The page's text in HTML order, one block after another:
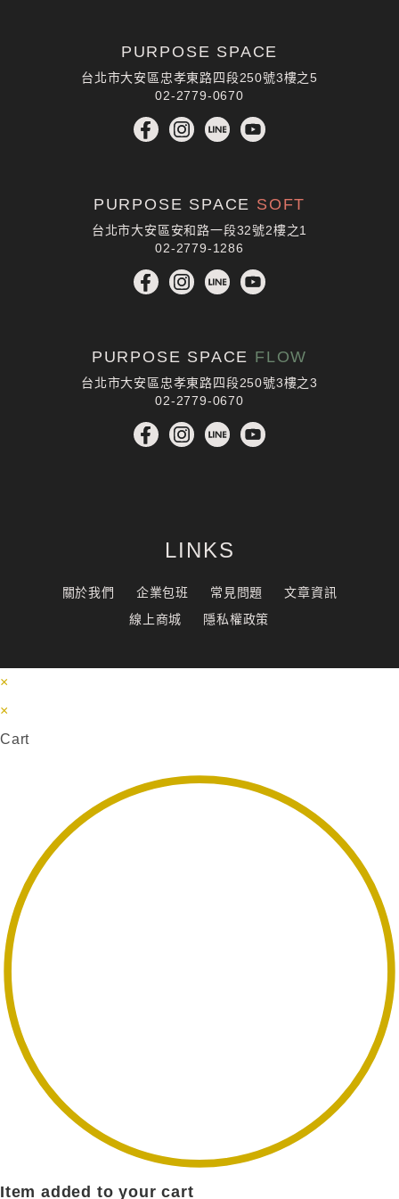
預約體驗
PURPOSE SPACE
台北市大安區忠孝東路四段250號3樓之5
02-2779-0670
PURPOSE SPACE SOFT
台北市大安區安和路一段32號2樓之1
02-2779-1286
PURPOSE SPACE FLOW
台北市大安區忠孝東路四段250號3樓之3
02-2779-0670
LINKS
關於我們 企業包班 常見問題
文章資訊
線上商城
隱私權政策
×
×
Cart
Item added to your cart